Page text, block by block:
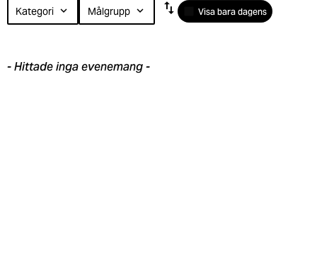
inga
Kategori expand_more Målgrupp expand_more swap_vert Visa bara dagens
- Hittade inga evenemang -